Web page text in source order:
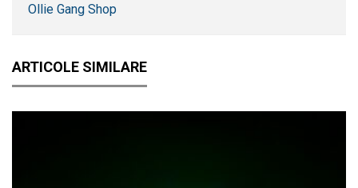
Ollie Gang Shop
ARTICOLE SIMILARE